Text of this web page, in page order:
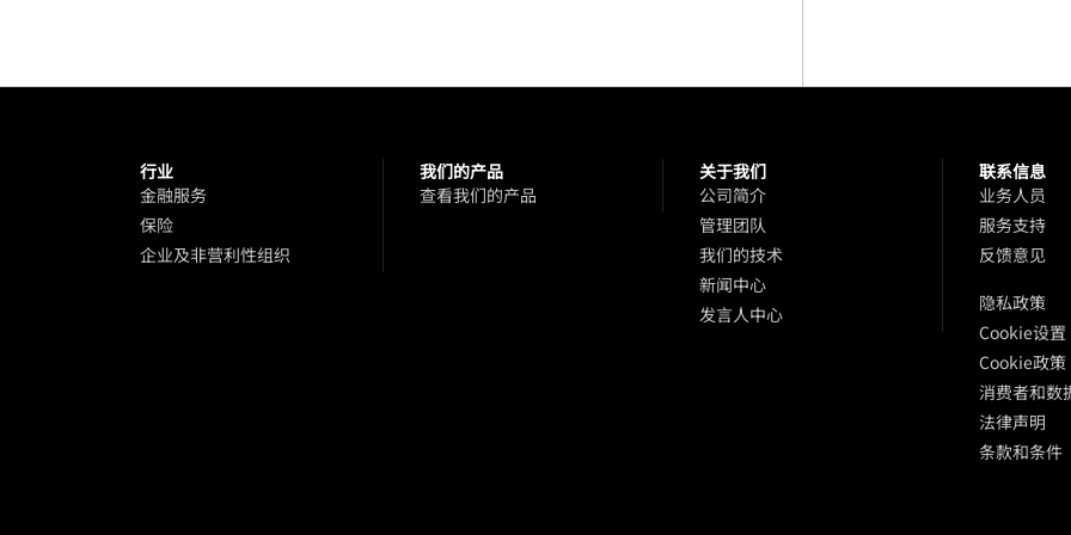
行业
金融服务
保险
企业及非营利性组织
我们的产品
查看我们的产品
关于我们
公司简介
管理团队
我们的技术
新闻中心
发言人中心
联系信息
业务人员
服务支持
反馈意见
隐私政策
Cookie设置
Cookie政策
消费者和数
法律声明
条款和条件